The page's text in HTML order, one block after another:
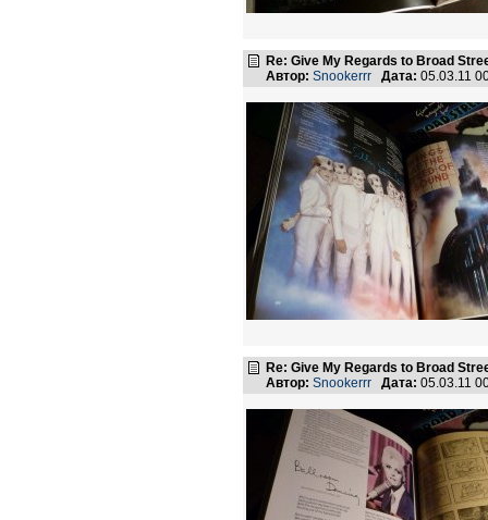
Re: Give My Regards to Broad
Автор: Snookerrr Дата: 05.03.11
Re: Give My Regards to Broad
Автор: Snookerrr Дата: 05.03.11